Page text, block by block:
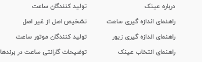
درباره عینک
راهنمای اندازه گیری ساعت
راهنمای اندازه گیری زیور
راهنمای انتخاب عینک
تولید کنندگان ساعت
تشخیص اصل از غیر اصل
تولید کنندگان موتور ساعت
توضیحات گارانتی ساعت در برندها